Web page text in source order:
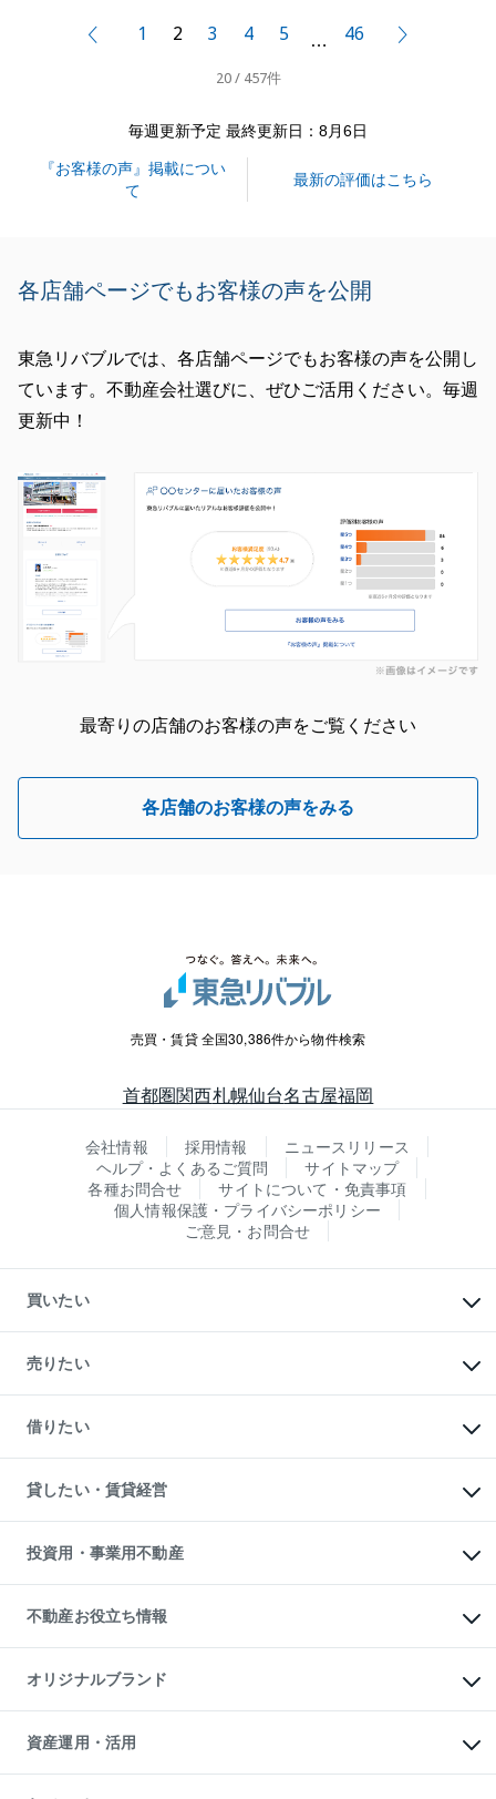
今後とも何卒よろしくお願い申し上げます。
前へ1 2 3 4 5 … 46
20 / 457件
毎週更新予定 最終更新日：8月6日
『お客様の声』掲載につい
て
最新の評価はこちら
各店舗ページでもお客様の声を公開
東急リバブルでは、各店舗ページでもお客様の声を公開し
ています。不動産会社選びに、ぜひご活用ください。毎週
更新中！
最寄りの店舗のお客様の声をご覧ください
各店舗のお客様の声をみる
売買・賃貸 全国30,386件から物件検索
首都圏関西札幌仙台名古屋福岡
会社情報 採用情報
ニュースリリース
ヘルプ・よくあるご質問
サイトマップ
各種お問合せ
サイトについて・免責事項
個人情報保護・プライバシーポリシー
ご意見・お問合せ
買いたい
新築・分譲マンションの購入
中古マンションの購入
一戸建ての購入
中古一戸建ての購入
不動産購入の流れ
注目キーワード物件特集
購入ガイド
English 繁体中文簡体中文
売りたい
一戸建ての売却・査定
土地の売却・査定
スピードAI査定
不動産査定について
不動産売却の流れ
不動産買換えの流れ
売却ガイド
借りたい
オフィス・店舗の賃貸
借りるときの流れ
借りるガイド
貸したい・賃貸経営
マンション賃料データ
賃貸管理プラン
リロケーションについて
貸すガイド
投資用・事業用不動産
事業用不動産
マンション投資
投資用マンション
アパート経営
収益物件
ビル購入（ビル一棟）
投資用不動産の売却査定
事業用不動産の売却査定
不動産お役立ち情報
マンションライブラリー
人気マンションランキング
暮らしに役立つ不動産メディア
不動産相場・不動産価格情報
不動産コラム・ニュース
オリジナルブランド
一棟リノベーションマンション
L`GENTE（ルジェンテ）
区分リノベーションマンション
資産運用・活用